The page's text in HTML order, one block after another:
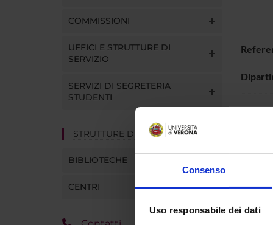
Consenso
Uso responsabile dei dati
COMMISSIONI
UFFICI E STRUTTURE DI
SERVIZIO
SERVIZI DI SEGRETERIA
STUDENTI
STRUTTURE DEL DIPARTIMENTO
BIBLIOTECHE
CENTRI